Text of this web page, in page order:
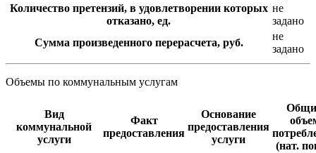
Количество претензий, в удовлетворении которых
отказано, ед.
не
задано
Сумма произведенного перерасчета, руб.
не
задано
Объемы по коммунальным услугам
Вид
коммунальной
услуги
Факт
предоставления
Основание
предоставления
услуги
(нат.